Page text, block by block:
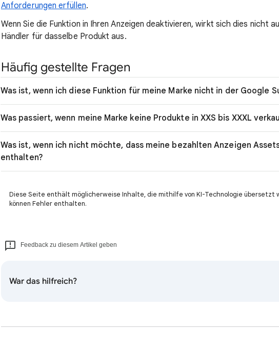
Anforderungen erfüllen.
Wenn Sie die Funktion in Ihren Anzeigen deaktivieren, wirkt sich dies nicht
Händler für dasselbe Produkt aus.
Häufig gestellte Fragen
Was ist, wenn ich diese Funktion für meine Marke nicht in der Google
Was passiert, wenn meine Marke keine Produkte in XXS bis XXXL
Was ist, wenn ich nicht möchte, dass meine bezahlten Anzeigen
enthalten?
Diese Seite enthält möglicherweise Inhalte, die mithilfe von KI-Technologie übersetzt
können Fehler enthalten.
Feedback zu diesem Artikel geben
War das hilfreich?